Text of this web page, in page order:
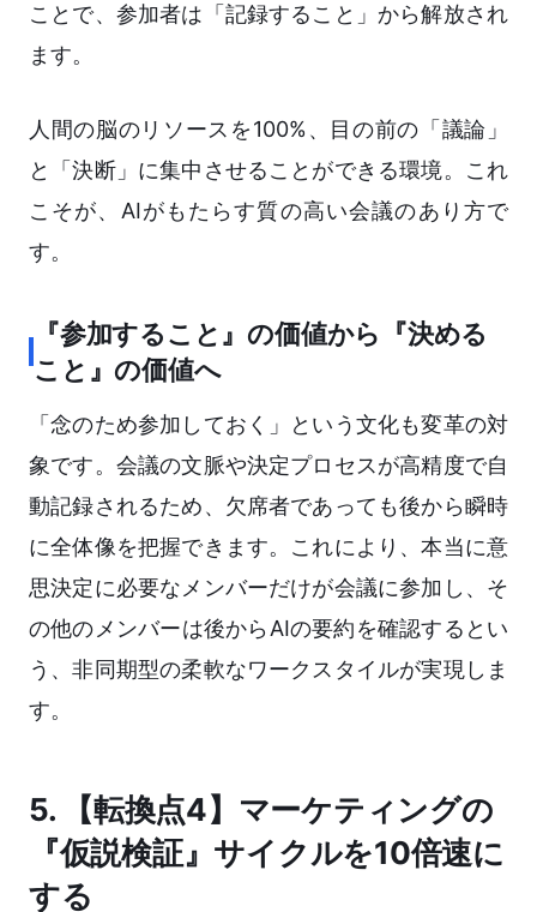
ことで、参加者は「記録すること」から解放され
ます。
人間の脳のリソースを100%、目の前の「議論」
と「決断」に集中させることができる環境。これ
こそが、AIがもたらす質の高い会議のあり方で
す。
『参加すること』の価値から『決める
こと』の価値へ
「念のため参加しておく」という文化も変革の対
象です。会議の文脈や決定プロセスが高精度で自
動記録されるため、欠席者であっても後から瞬時
に全体像を把握できます。これにより、本当に意
思決定に必要なメンバーだけが会議に参加し、そ
の他のメンバーは後からAIの要約を確認するとい
う、非同期型の柔軟なワークスタイルが実現しま
す。
5. 【転換点4】マーケティングの
『仮説検証』サイクルを10倍速に
する